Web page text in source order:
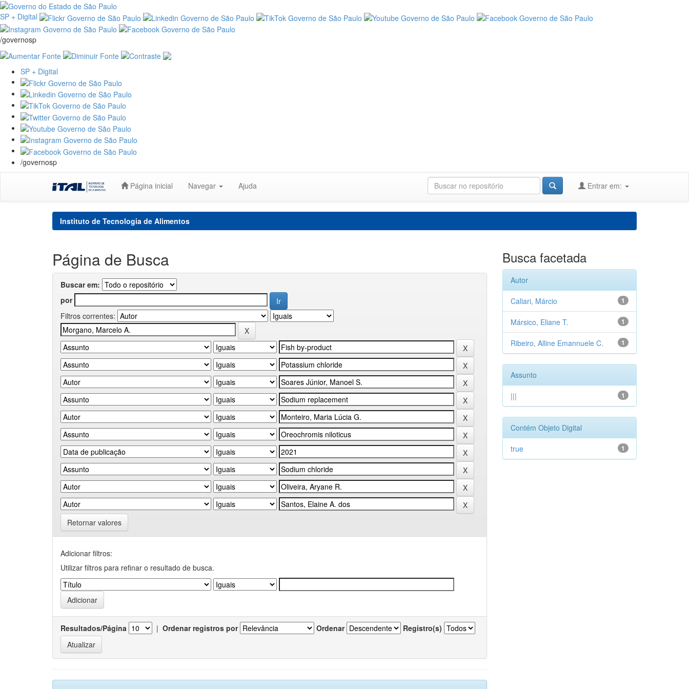
SP + Digital
/governosp
SP + Digital
/governosp
Página inicial Navegar Ajuda Entrar em:
Instituto de Tecnologia de Alimentos
Página de Busca
Buscar em:
por
Filtros correntes:
Retornar valores
Adicionar filtros:
Utilizar filtros para refinar o resultado de busca.
Resultados/Página | Ordenar registros por Ordenar Registro(s)
Busca facetada
Autor
1
Caliari, Márcio
1
Mársico, Eliane T.
1
Ribeiro, Alline Emannuele C.
Assunto
1
|||
Contém Objeto Digital
1
true